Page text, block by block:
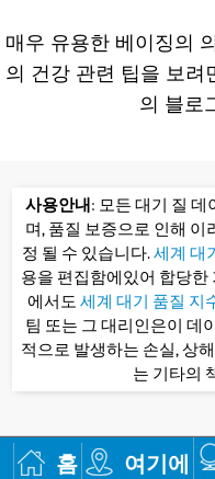
매우 유용한 베이징의
의 건강 관련 팁을 보려
의 블로
사용안내: 모든 대기 질
며, 품질 보증으로 인해
정 될 수 있습니다.세계 대
용을 편집함에있어 합당
에서도 세계 대기 품질 지
팀 또는 그 대리인은이 데
적으로 발생하는 손실, 상
는 기타의
홈 여기에